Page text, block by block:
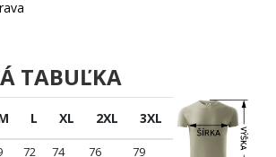
svetu vedieť, že tvoje dni sú proste o level
TABUĽKA
L XL 2XL 3XL
72 74 76 79